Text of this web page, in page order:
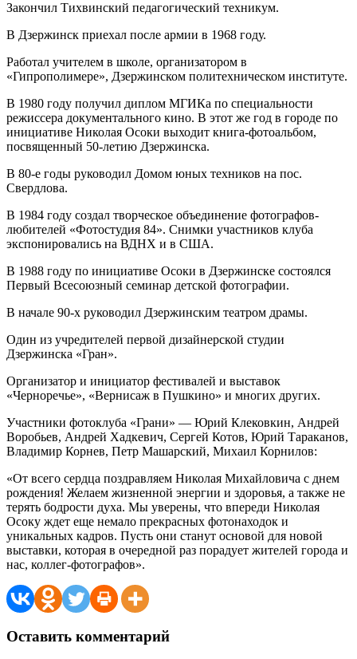
Закончил Тихвинский педагогический техникум.
В Дзержинск приехал после армии в 1968 году.
Работал учителем в школе, организатором в
«Гипрополимере», Дзержинском политехническом институте.
В 1980 году получил диплом МГИКа по специальности
режиссера документального кино. В этот же год в городе по
инициативе Николая Осоки выходит книга-фотоальбом,
посвященный 50-летию Дзержинска.
В 80-е годы руководил Домом юных техников на пос.
Свердлова.
В 1984 году создал творческое объединение фотографов-
любителей «Фотостудия 84». Снимки участников клуба
экспонировались на ВДНХ и в США.
В 1988 году по инициативе Осоки в Дзержинске состоялся
Первый Всесоюзный семинар детской фотографии.
В начале 90-х руководил Дзержинским театром драмы.
Один из учредителей первой дизайнерской студии
Дзержинска «Гран».
Организатор и инициатор фестивалей и выставок
«Черноречье», «Вернисаж в Пушкино» и многих других.
Участники фотоклуба «Грани» — Юрий Клековкин, Андрей
Воробьев, Андрей Хадкевич, Сергей Котов, Юрий Тараканов,
Владимир Корнев, Петр Машарский, Михаил Корнилов:
«От всего сердца поздравляем Николая Михайловича с днем
рождения! Желаем жизненной энергии и здоровья, а также не
терять бодрости духа. Мы уверены, что впереди Николая
Осоку ждет еще немало прекрасных фотонаходок и
уникальных кадров. Пусть они станут основой для новой
выставки, которая в очередной раз порадует жителей города и
нас, коллег-фотографов».
Оставить комментарий